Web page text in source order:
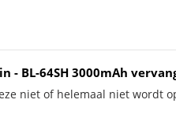
- BL-64SH 3000mAh
niet of helemaal niet wordt